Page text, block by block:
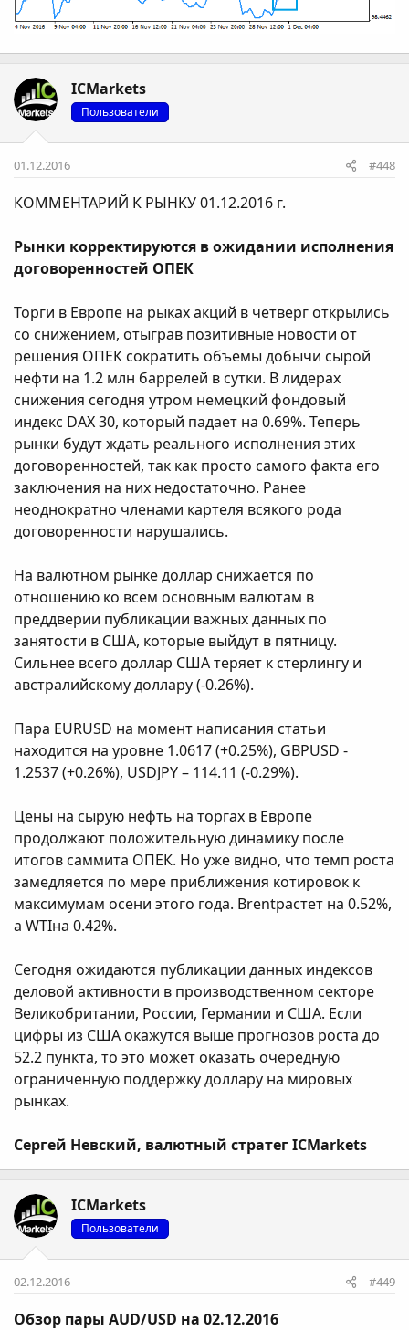
ICMarkets
Пользователи
01.12.2016 #448
КОММЕНТАРИЙ К РЫНКУ 01.12.2016 г.
Рынки корректируются в ожидании исполнения
договоренностей ОПЕК
Торги в Европе на рыках акций в четверг открылись
со снижением, отыграв позитивные новости от
решения ОПЕК сократить объемы добычи сырой
нефти на 1.2 млн баррелей в сутки. В лидерах
снижения сегодня утром немецкий фондовый
индекс DAX 30, который падает на 0.69%. Теперь
рынки будут ждать реального исполнения этих
договоренностей, так как просто самого факта его
заключения на них недостаточно. Ранее
неоднократно членами картеля всякого рода
договоренности нарушались.
На валютном рынке доллар снижается по
отношению ко всем основным валютам в
преддверии публикации важных данных по
занятости в США, которые выйдут в пятницу.
Сильнее всего доллар США теряет к стерлингу и
австралийскому доллару (-0.26%).
Пара EURUSD на момент написания статьи
находится на уровне 1.0617 (+0.25%), GBPUSD -
1.2537 (+0.26%), USDJPY – 114.11 (-0.29%).
Цены на сырую нефть на торгах в Европе
продолжают положительную динамику после
итогов саммита ОПЕК. Но уже видно, что темп роста
замедляется по мере приближения котировок к
максимумам осени этого года. Brentрастет на 0.52%,
а WTIна 0.42%.
Сегодня ожидаются публикации данных индексов
деловой активности в производственном секторе
Великобритании, России, Германии и США. Если
цифры из США окажутся выше прогнозов роста до
52.2 пункта, то это может оказать очередную
ограниченную поддержку доллару на мировых
рынках.
Сергей Невский, валютный стратег ICMarkets
ICMarkets
Пользователи
02.12.2016 #449
Обзор пары AUD/USD на 02.12.2016